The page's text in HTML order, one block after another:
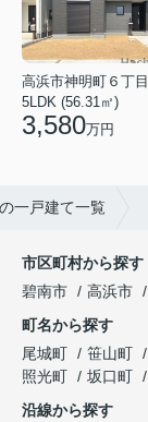
高浜市神明町６丁目
5LDK (56.31㎡)
3,580万円
一戸建て一覧
市区町村から探す
碧南市
高浜市
町名から探す
尾城町
笹山町
照光町
坂口町
沿線から探す